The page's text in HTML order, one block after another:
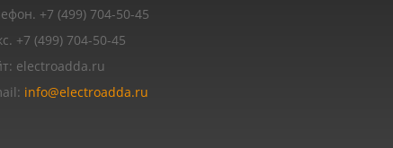
+7 (499) 704-50-45
+7 (499) 704-50-45
electroadda.ru
info@electroadda.ru